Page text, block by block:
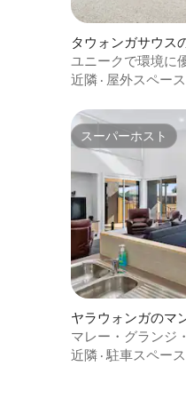
タウォンガサウス
ン・アパート
ユニークで環境に
パート
近隣 · 屋外スペース
スーパーホスト
スーパーホスト
ヤラウォンガのマ
パート
マレー・グランジ
近隣 · 駐車スペース